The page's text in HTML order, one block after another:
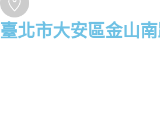
臺北市大安區金山